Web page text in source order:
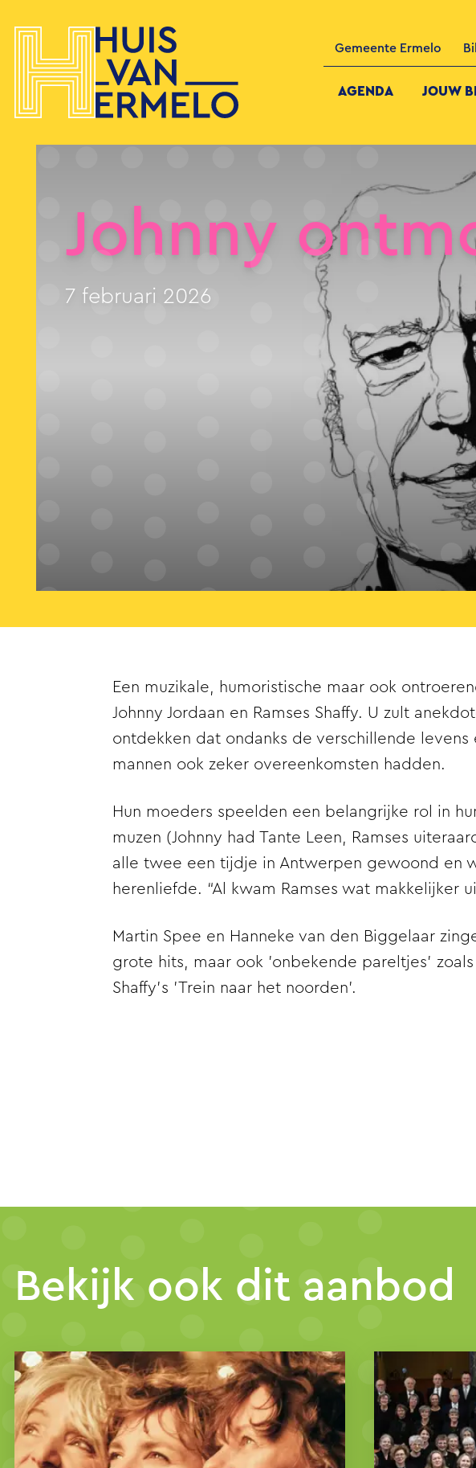
Gemeente Ermelo
AGENDA JOUW
Johnny
7 februari 2026
Een muzikale, humoristische maar ook
Johnny Jordaan en Ramses Shaffy. U zult
ontdekken dat ondanks de verschillende
mannen ook zeker overeenkomsten hadden.
Hun moeders speelden een belangrijke rol in
muzen (Johnny had Tante Leen, Ramses
alle twee een tijdje in Antwerpen gewoond en
herenliefde. “Al kwam Ramses wat makkelijker
Martin Spee en Hanneke van den Biggelaar
grote hits, maar ook ’onbekende pareltjes’ zoals
Shaffy’s ’Trein naar het noorden’.
Bekijk ook dit aanbod